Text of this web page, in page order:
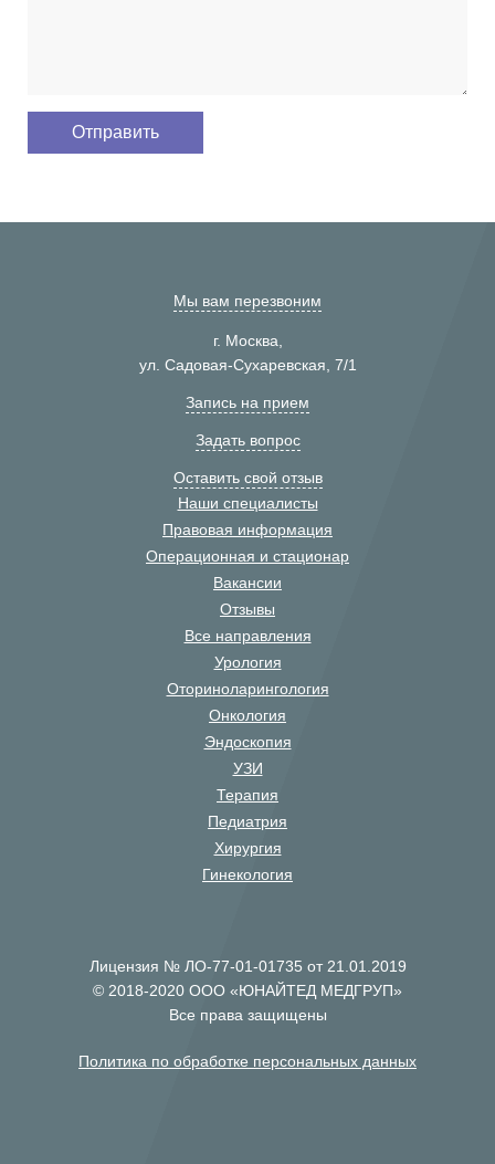
Мы вам перезвоним
г. Москва,
ул. Садовая-Сухаревская, 7/1
Запись на прием
Задать вопрос
Оставить свой отзыв
Наши специалисты
Правовая информация
Операционная и стационар
Вакансии
Отзывы
Все направления
Урология
Оториноларингология
Онкология
Эндоскопия
УЗИ
Терапия
Педиатрия
Хирургия
Гинекология
Лицензия № ЛО-77-01-01735 от 21.01.2019
© 2018-2020 ООО «ЮНАЙТЕД МЕДГРУП»
Все права защищены
Политика по обработке персональных данных